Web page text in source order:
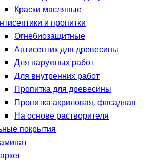
Краски масляные
и пропитки
Огнебиозащитные
Антисептик для древесины
Для наружных работ
Для внутренних работ
Пропитка для древесины
Пропитка акриловая, фасадная
На основе растворителя
покрытия